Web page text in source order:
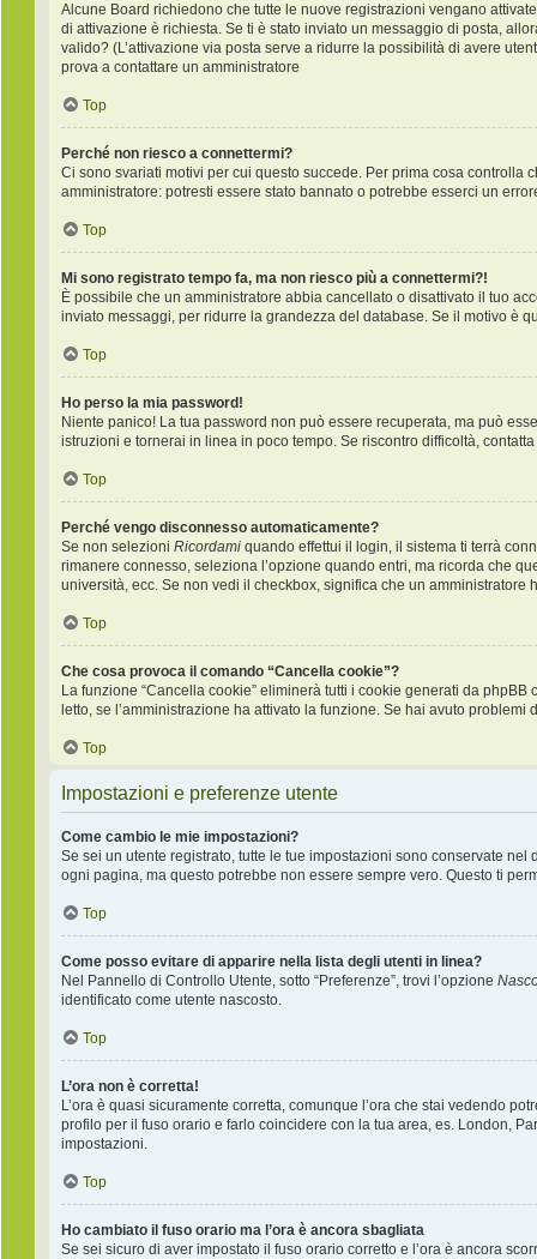
Alcune Board richiedono che tutte le nuove registrazioni vengano
di attivazione è richiesta. Se ti è stato inviato un messaggio di posta,
valido? (L’attivazione via posta serve a ridurre la possibilità di avere
prova a contattare un amministratore
Top
Perché non riesco a connettermi?
Ci sono svariati motivi per cui questo succede. Per prima cosa
amministratore: potresti essere stato bannato o potrebbe esserci un
Top
Mi sono registrato tempo fa, ma non riesco più a connettermi?!
È possibile che un amministratore abbia cancellato o disattivato il tuo
inviato messaggi, per ridurre la grandezza del database. Se il motivo è
Top
Ho perso la mia password!
Niente panico! La tua password non può essere recuperata, ma può
istruzioni e tornerai in linea in poco tempo. Se riscontro difficoltà, contatta
Top
Perché vengo disconnesso automaticamente?
Se non selezioni Ricordami quando effettui il login, il sistema ti terrà
rimanere connesso, seleziona l’opzione quando entri, ma ricorda che
università, ecc. Se non vedi il checkbox, significa che un amministratore
Top
Che cosa provoca il comando “Cancella cookie”?
La funzione “Cancella cookie” eliminerà tutti i cookie generati da
letto, se l’amministrazione ha attivato la funzione. Se hai avuto
Top
Impostazioni e preferenze utente
Come cambio le mie impostazioni?
Se sei un utente registrato, tutte le tue impostazioni sono conservate
ogni pagina, ma questo potrebbe non essere sempre vero. Questo ti
Top
Come posso evitare di apparire nella lista degli utenti in linea?
Nel Pannello di Controllo Utente, sotto “Preferenze”, trovi l’opzione
identificato come utente nascosto.
Top
L’ora non è corretta!
L’ora è quasi sicuramente corretta, comunque l’ora che stai vedendo
profilo per il fuso orario e farlo coincidere con la tua area, es. London,
impostazioni.
Top
Ho cambiato il fuso orario ma l’ora è ancora sbagliata
Se sei sicuro di aver impostato il fuso orario corretto e l’ora è ancora